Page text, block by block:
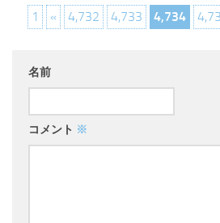
1 « 4,732 4,733 4,734
名前
コメント ※